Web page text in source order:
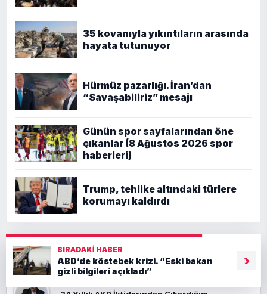
35 kovanıyla yıkıntıların arasında
hayata tutunuyor
Hürmüz pazarlığı. İran’dan
“Savaşabiliriz” mesajı
Günün spor sayfalarından öne
çıkanlar (8 Ağustos 2026 spor
haberleri)
Trump, tehlike altındaki türlere
korumayı kaldırdı
YAZARLARSIRADAKI HABER
ABD’de köstebek krizi. “Eski bakan
gizli bilgileri açıkladı”
›